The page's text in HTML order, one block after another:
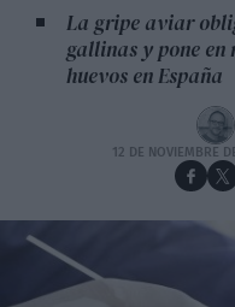
La gripe aviar
gallinas y pone en
huevos en España
12 DE NOVIEMBRE